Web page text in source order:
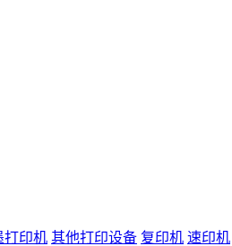
打印机 其他打印设备 复印机 速印机